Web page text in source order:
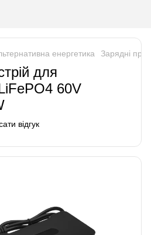
енергетика Зарядні
для
60V
відгук